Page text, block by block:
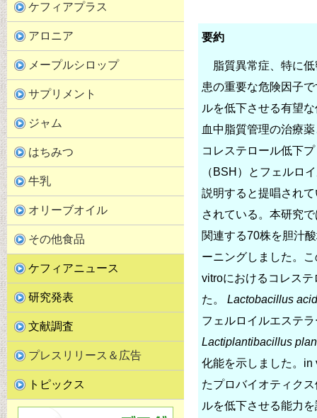
ケフィアプラス
アロニア
メープルシロップ
サプリメント
ジャム
はちみつ
牛乳
オリーブオイル
その他食品
ケフィアニュース
研究発表
文献調査
プレスリリース＆広告
トピックス
要約
脂質異常症、特に低
患の重要な危険因子
ルを低下させる有望
血中脂質管理の治療
コレステロール低下
（BSH）とフェルロ
説明すると提唱され
されている。本研究
関連する70株を胆汁
ーニングしました。
vitroにおけるコレス
た。
Lactobacillus
フェルロイルエステ
Lactiplantibacillus
化能を示しました。in
たプロバイオティク
ルを低下させる能力